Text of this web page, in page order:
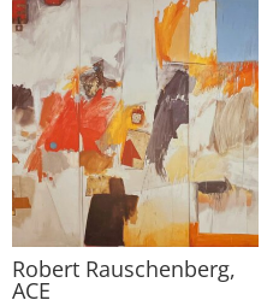
Robert Rauschenberg,
ACE